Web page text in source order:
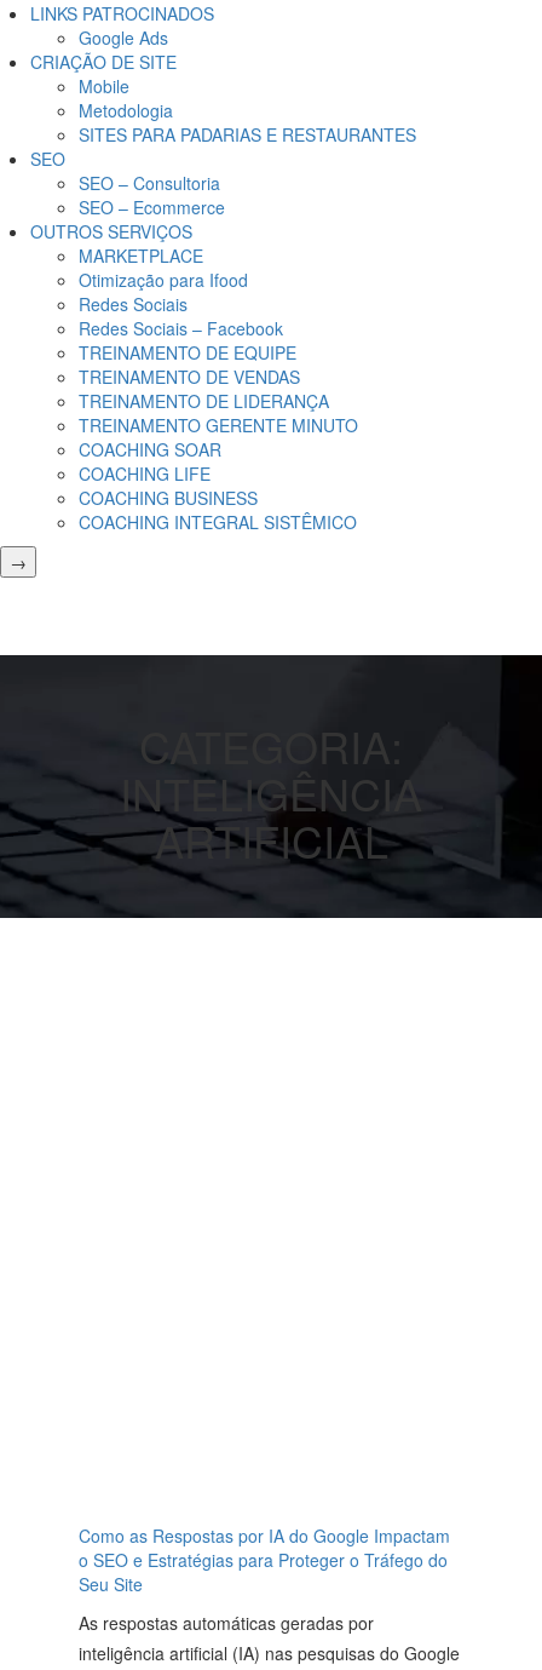
LINKS PATROCINADOS
Google Ads
CRIAÇÃO DE SITE
Mobile
Metodologia
SITES PARA PADARIAS E RESTAURANTES
SEO
SEO – Consultoria
SEO – Ecommerce
OUTROS SERVIÇOS
MARKETPLACE
Otimização para Ifood
Redes Sociais
Redes Sociais – Facebook
TREINAMENTO DE EQUIPE
TREINAMENTO DE VENDAS
TREINAMENTO DE LIDERANÇA
TREINAMENTO GERENTE MINUTO
COACHING SOAR
COACHING LIFE
COACHING BUSINESS
COACHING INTEGRAL SISTÊMICO
→
CATEGORIA:
INTELIGÊNCIA
ARTIFICIAL
Como as Respostas por IA do Google Impactam
o SEO e Estratégias para Proteger o Tráfego do
Seu Site
As respostas automáticas geradas por
inteligência artificial (IA) nas pesquisas do Google